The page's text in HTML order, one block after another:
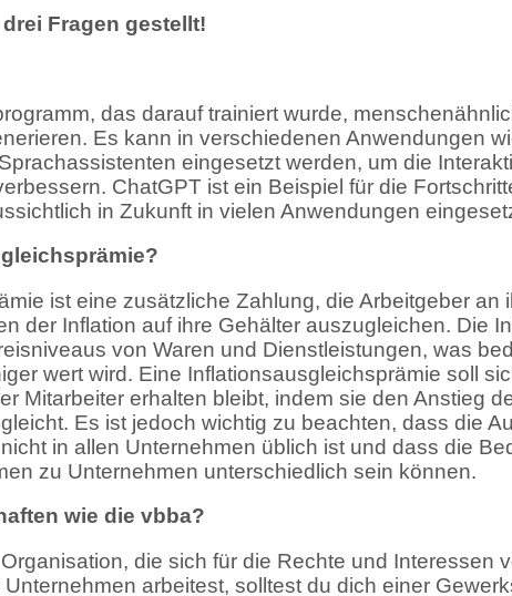
Fragen gestellt!
das darauf trainiert wurde,
Es kann in verschiedenen Anwendungen
eingesetzt werden, um die
ChatGPT ist ein Beispiel für die
in Zukunft in vielen Anwendungen
ist eine zusätzliche Zahlung, die Arbeitgeber an
der Inflation auf ihre Gehälter auszugleichen. Die
von Waren und Dienstleistungen, was
wert wird. Eine Inflationsausgleichsprämie soll
Mitarbeiter erhalten bleibt, indem sie den Anstieg
Es ist jedoch wichtig zu beachten, dass die
in allen Unternehmen üblich ist und dass die
zu Unternehmen unterschiedlich sein können.
wie die vbba?
die sich für die Rechte und Interessen
arbeitest, solltest du dich einer